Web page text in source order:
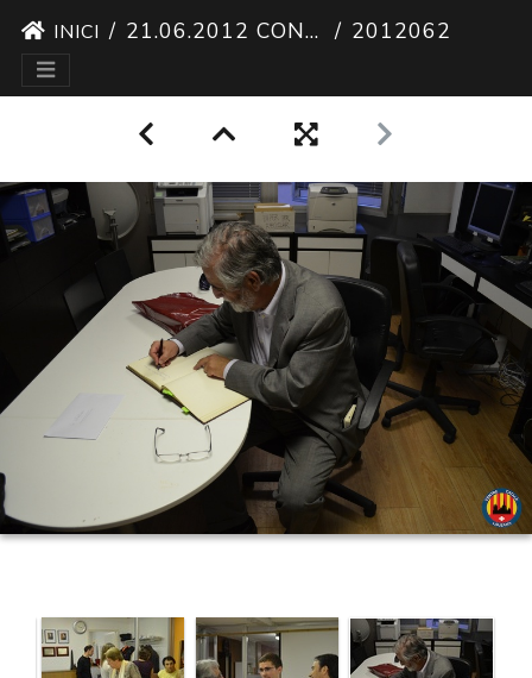
INICI 21.06.2012 CONFERÈNCIA VICENÇ VILLATORO 20120621 CONFERENCIA VICENC VILLATORO